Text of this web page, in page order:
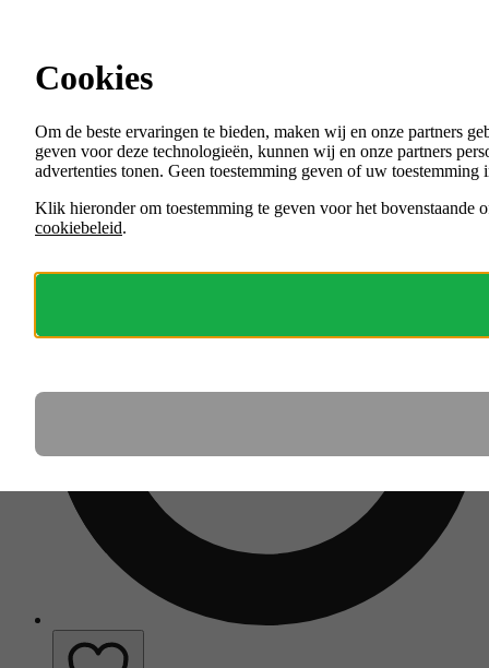
Menu
VACATURES
ORGANISATIES
Cookies
Om de beste ervaringen te bieden, maken wij en onze partners
geven voor deze technologieën, kunnen wij en onze partners
advertenties tonen. Geen toestemming geven of uw
Klik hieronder om toestemming te geven voor het bovenstaande
cookiebeleid.